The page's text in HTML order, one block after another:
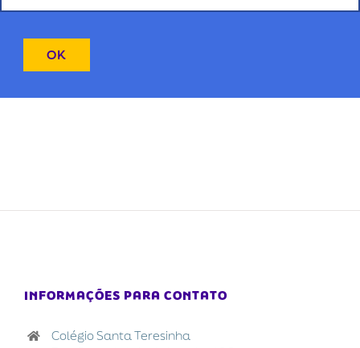
INFORMAÇÕES PARA CONTATO
Colégio Santa Teresinha